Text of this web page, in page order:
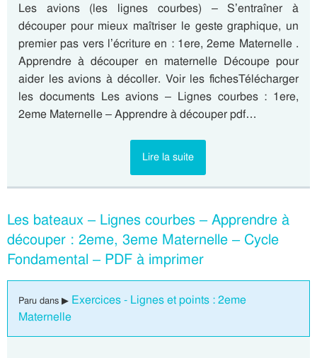
Les avions (les lignes courbes) – S’entraîner à
découper pour mieux maîtriser le geste graphique, un
premier pas vers l’écriture en : 1ere, 2eme Maternelle .
Apprendre à découper en maternelle Découpe pour
aider les avions à décoller. Voir les fichesTélécharger
les documents Les avions – Lignes courbes : 1ere,
2eme Maternelle – Apprendre à découper pdf…
Lire la suite
Les bateaux – Lignes courbes – Apprendre à
découper : 2eme, 3eme Maternelle – Cycle
Fondamental – PDF à imprimer
Paru dans ▶ Exercices - Lignes et points : 2eme
Maternelle